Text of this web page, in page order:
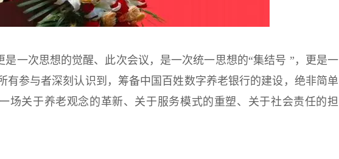
是一次思想的觉醒、此次会议，是一次统一思想的“集结号 ”，更是一
有参与者深刻认识到，筹备中国百姓数字养老银行的建设，绝非简单
场关于养老观念的革新、关于服务模式的重塑、关于社会责任的担